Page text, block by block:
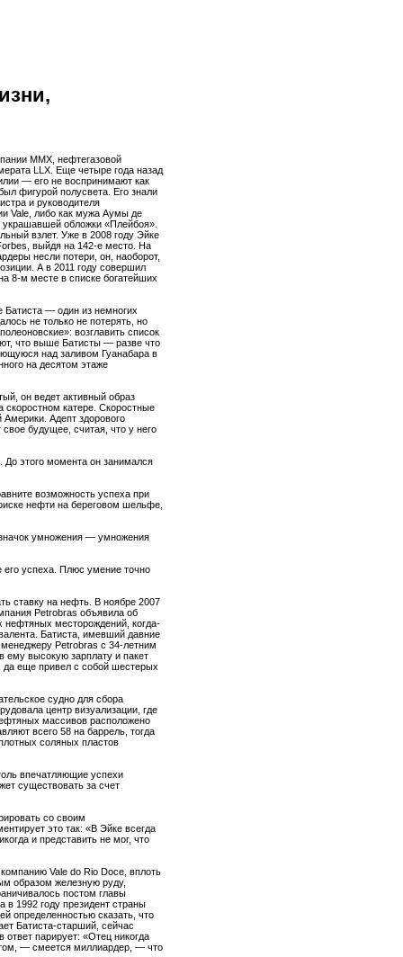
ММХ, нефтегазовой
LLX. Еще четыре года назад
— его не воспринимают как
фигурой полусвета. Его знали
и руководителя
Vale, либо как мужа Аумы де
обложки «Плейбоя».
взлет. Уже в 2008 году Эйке
выйдя на 142-е место. На
несли потери, он, наоборот,
А в 2011 году совершил
8-м месте в списке богатейших
Батиста — один из немногих
не только не потерять, но
возглавить список
что выше Батисты — разве что
над заливом Гуанабара в
на десятом этаже
он ведет активный образ
катере. Скоростные
Адепт здорового
будущее, считая, что у него
До этого момента он занимался
возможность успеха при
нефти на береговом шельфе,
значок умножения — умножения
успеха. Плюс умение точно
ставку на нефть. В ноябре 2007
Petrobras объявила об
нефтяных месторождений, когда-
Батиста, имевший давние
Petrobras с 34-летним
ему высокую зарплату и пакет
да еще привел с собой шестерых
судно для сбора
центр визуализации, где
массивов расположено
всего 58 на баррель, тогда
соляных пластов
впечатляющие успехи
существовать за счет
со своим
это так: «В Эйке всегда
и представить не мог, что
Vale do Rio Doce, вплоть
образом железную руду,
постом главы
в 1992 году президент страны
определенностью сказать, что
Батиста-старший, сейчас
парирует: «Отец никогда
том, — смеется миллиардер, — что